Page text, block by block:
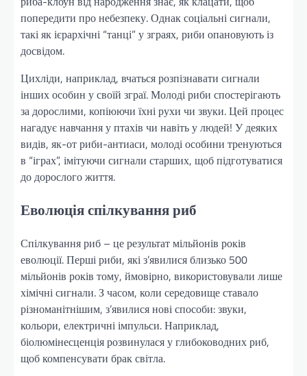
попередити про небезпеку. Однак соціальні сигнали,
такі як ієрархічні “танці” у зграях, риби опановують із
досвідом.
Цихліди, наприклад, вчаться розпізнавати сигнали
інших особин у своїй зграї. Молоді риби спостерігають
за дорослими, копіюючи їхні рухи чи звуки. Цей процес
нагадує навчання у птахів чи навіть у людей! У деяких
видів, як-от риби-антиаси, молоді особини тренуються
в “іграх”, імітуючи сигнали старших, щоб підготуватися
до дорослого життя.
Еволюція спілкування риб
Спілкування риб – це результат мільйонів років
еволюції. Перші риби, які з’явилися близько 500
мільйонів років тому, ймовірно, використовували лише
хімічні сигнали. З часом, коли середовище ставало
різноманітнішим, з’явилися нові способи: звуки,
кольори, електричні імпульси. Наприклад,
біолюмінесценція розвинулася у глибоководних риб,
щоб компенсувати брак світла.